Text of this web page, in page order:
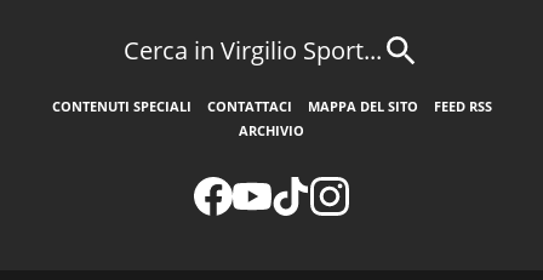
Cerca in Virgilio Sport...
CONTENUTI SPECIALI CONTATTACI MAPPA DEL SITO
FEED RSS
ARCHIVIO